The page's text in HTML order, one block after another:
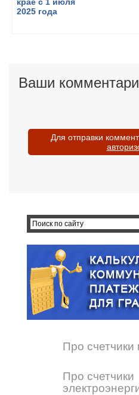
Ваши
Для отправки
Про счетчики
Про счетчики